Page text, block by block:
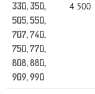
330, 350,
505, 550,
707, 740,
750, 770,
808, 880,
909, 990
4 500